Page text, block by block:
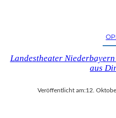
Landestheater
aus
Veröffentlicht am:12.